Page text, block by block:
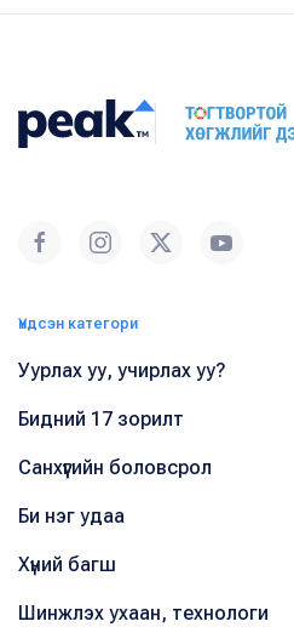
Үндсэн категори
Уурлах уу, учирлах уу?
Бидний 17 зорилт
Санхүүгийн боловсрол
Би нэг удаа
Хүний багш
Шинжлэх ухаан, технологи